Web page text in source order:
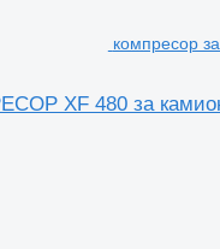
компресор
XF 480 за